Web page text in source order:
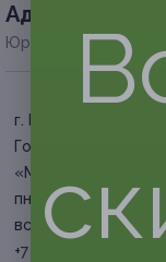
Адресa
Юридическая
г. Брянск,
Горбатова, д. 10
«Миграционного
пн-пт: с 09:00 до
вс: с 10:00 до 22:00
+7 (980) 303-39-44